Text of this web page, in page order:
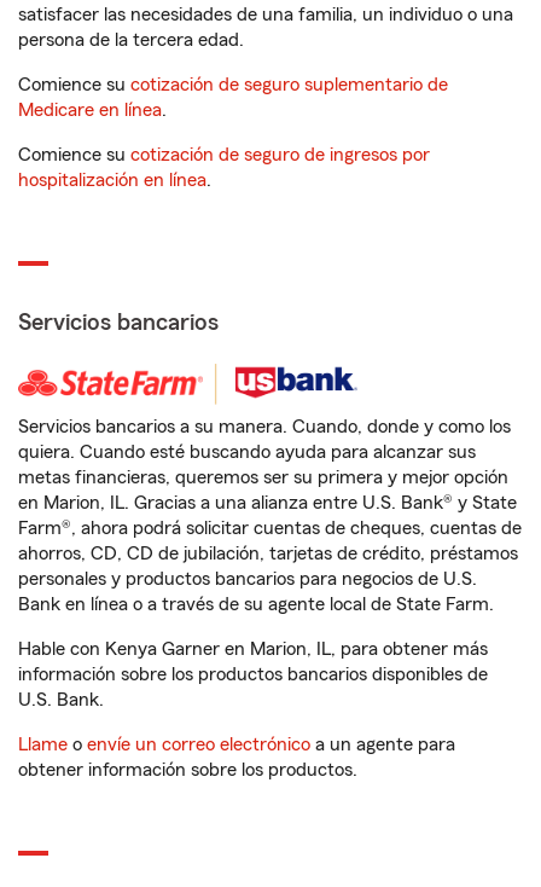
satisfacer las necesidades de una familia, un individuo o una
persona de la tercera edad.
Comience su cotización de seguro suplementario de
Medicare en línea.
Comience su cotización de seguro de ingresos por
hospitalización en línea.
Servicios bancarios
Servicios bancarios a su manera. Cuando, donde y como los
quiera. Cuando esté buscando ayuda para alcanzar sus
metas financieras, queremos ser su primera y mejor opción
en Marion, IL. Gracias a una alianza entre U.S. Bank® y State
Farm®, ahora podrá solicitar cuentas de cheques, cuentas de
ahorros, CD, CD de jubilación, tarjetas de crédito, préstamos
personales y productos bancarios para negocios de U.S.
Bank en línea o a través de su agente local de State Farm.
Hable con Kenya Garner en Marion, IL, para obtener más
información sobre los productos bancarios disponibles de
U.S. Bank.
Llame o envíe un correo electrónico a un agente para
obtener información sobre los productos.